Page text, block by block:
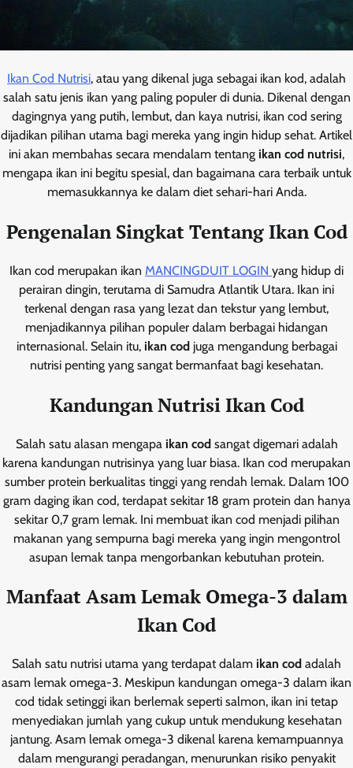
Ikan Cod Nutrisi, atau yang dikenal juga sebagai ikan kod, adalah
salah satu jenis ikan yang paling populer di dunia. Dikenal dengan
dagingnya yang putih, lembut, dan kaya nutrisi, ikan cod sering
dijadikan pilihan utama bagi mereka yang ingin hidup sehat. Artikel
ini akan membahas secara mendalam tentang ikan cod nutrisi,
mengapa ikan ini begitu spesial, dan bagaimana cara terbaik untuk
memasukkannya ke dalam diet sehari-hari Anda.
Pengenalan Singkat Tentang Ikan Cod
Ikan cod merupakan ikan MANCINGDUIT LOGIN yang hidup di
perairan dingin, terutama di Samudra Atlantik Utara. Ikan ini
terkenal dengan rasa yang lezat dan tekstur yang lembut,
menjadikannya pilihan populer dalam berbagai hidangan
internasional. Selain itu, ikan codjuga mengandung berbagai
nutrisi penting yang sangat bermanfaat bagi kesehatan.
Kandungan Nutrisi Ikan Cod
Salah satu alasan mengapa ikan codsangat digemari adalah
karena kandungan nutrisinya yang luar biasa. Ikan cod merupakan
sumber protein berkualitas tinggi yang rendah lemak. Dalam 100
gram daging ikan cod, terdapat sekitar 18 gram protein dan hanya
sekitar 0,7 gram lemak. Ini membuat ikan cod menjadi pilihan
makanan yang sempurna bagi mereka yang ingin mengontrol
asupan lemak tanpa mengorbankan kebutuhan protein.
Manfaat Asam Lemak Omega-3 dalam
Ikan Cod
Salah satu nutrisi utama yang terdapat dalam ikan cod adalah
asam lemak omega-3. Meskipun kandungan omega-3 dalam ikan
cod tidak setinggi ikan berlemak seperti salmon, ikan ini tetap
menyediakan jumlah yang cukup untuk mendukung kesehatan
jantung. Asam lemak omega-3 dikenal karena kemampuannya
dalam mengurangi peradangan, menurunkan risiko penyakit